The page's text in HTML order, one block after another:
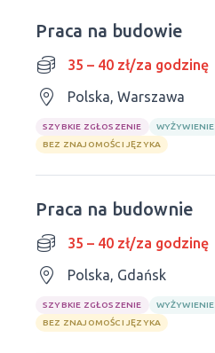
Praca na budowie
35 – 40 zł/za godzinę
Polska, Warszawa
SZYBKIE ZGŁOSZENIE WYŻYWIENIE
BEZ ZNAJOMOŚCI JĘZYKA
Praca na budownie
35 – 40 zł/za godzinę
Polska, Gdańsk
SZYBKIE ZGŁOSZENIE WYŻYWIENIE
BEZ ZNAJOMOŚCI JĘZYKA